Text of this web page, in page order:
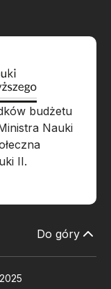
budżetu
Nauki
II.
Do góry